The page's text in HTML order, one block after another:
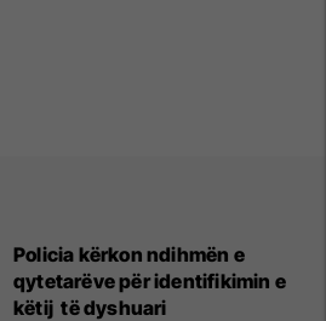
Policia kërkon ndihmën e
qytetarëve për identifikimin e
këtij të dyshuari